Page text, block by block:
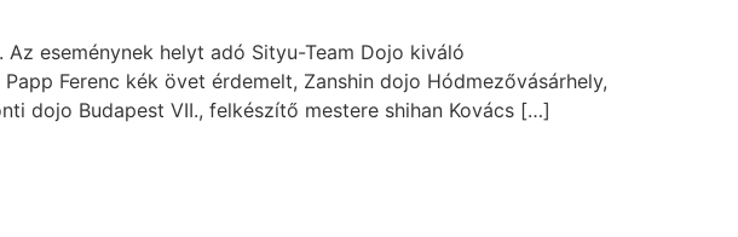
eseménynek helyt adó Sityu-Team Dojo kiváló
Ferenc kék övet érdemelt, Zanshin dojo Hódmezővásárhely,
dojo Budapest VII., felkészítő mestere shihan Kovács […]